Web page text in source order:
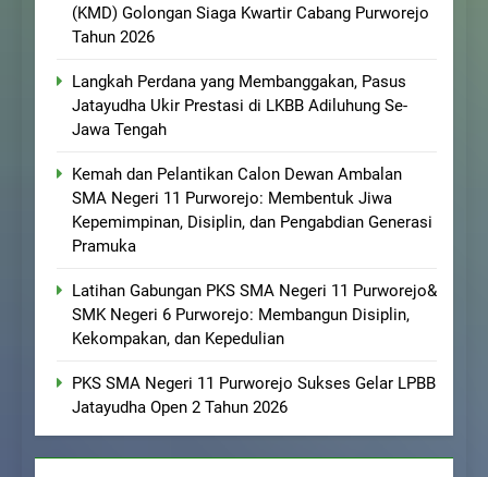
(KMD) Golongan Siaga Kwartir Cabang Purworejo
Tahun 2026
Langkah Perdana yang Membanggakan, Pasus
Jatayudha Ukir Prestasi di LKBB Adiluhung Se-
Jawa Tengah
Kemah dan Pelantikan Calon Dewan Ambalan
SMA Negeri 11 Purworejo: Membentuk Jiwa
Kepemimpinan, Disiplin, dan Pengabdian Generasi
Pramuka
Latihan Gabungan PKS SMA Negeri 11 Purworejo&
SMK Negeri 6 Purworejo: Membangun Disiplin,
Kekompakan, dan Kepedulian
PKS SMA Negeri 11 Purworejo Sukses Gelar LPBB
Jatayudha Open 2 Tahun 2026